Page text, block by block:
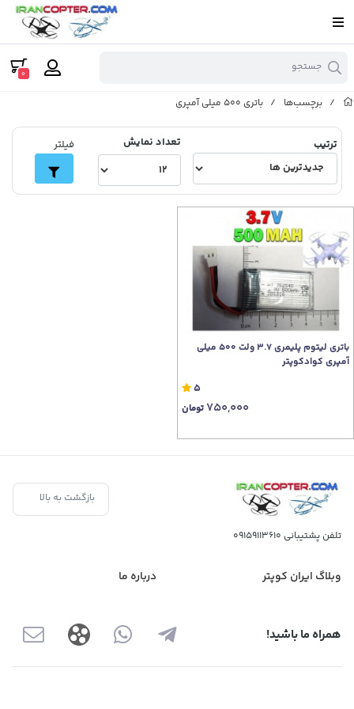
جستجو 0
/ برچسب‌ها / باتری 500 میلی آمپری
ترتیب تعداد نمایش فیلتر
باتری لیتوم پلیمری 3.7 ولت 500 میلی
آمپری کوادکوپتر
5
750,000تومان
بازگشت به بالا
تلفن پشتیبانی 09159113610
وبلاگ ایران کوپتر درباره ما
همراه ما باشید!